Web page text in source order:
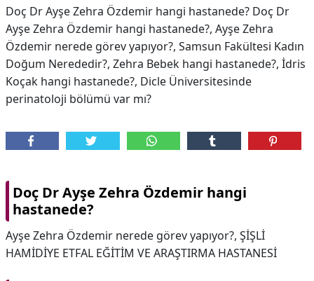
Doç Dr Ayşe Zehra Özdemir hangi hastanede? Doç Dr
Ayşe Zehra Özdemir hangi hastanede?, Ayşe Zehra
Özdemir nerede görev yapıyor?, Samsun Fakültesi Kadın
Doğum Nerededir?, Zehra Bebek hangi hastanede?, İdris
Koçak hangi hastanede?, Dicle Üniversitesinde
perinatoloji bölümü var mı?
Doç Dr Ayşe Zehra Özdemir hangi
hastanede?
Ayşe Zehra Özdemir nerede görev yapıyor?, ŞİŞLİ
HAMİDİYE ETFAL EĞİTİM VE ARAŞTIRMA HASTANESİ